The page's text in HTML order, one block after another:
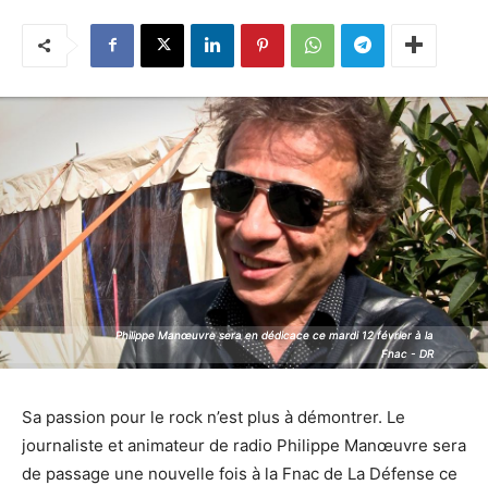
Philippe Manœuvre sera en dédicace ce mardi 12 février à la
Fnac - DR
Philippe Manœuvre sera en dédicace ce mardi 12 février à la
Fnac - DR
Sa passion pour le rock n’est plus à démontrer. Le
journaliste et animateur de radio Philippe Manœuvre sera
de passage une nouvelle fois à la Fnac de La Défense ce